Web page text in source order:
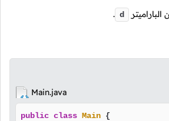
d
.
Main.java
public class Main {